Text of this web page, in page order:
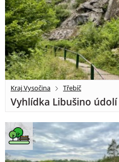
Kraj Vysočina Třebíč
Vyhlídka Libušino údolí